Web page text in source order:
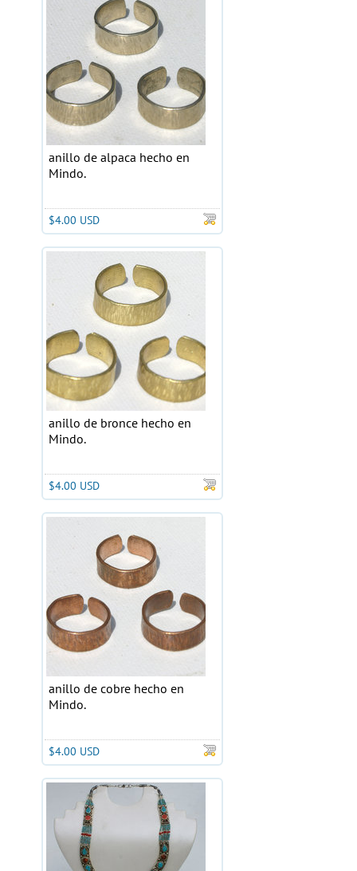
anillo de alpaca hecho en
Mindo.
$4.00 USD
anillo de bronce hecho en
Mindo.
$4.00 USD
anillo de cobre hecho en
Mindo.
$4.00 USD